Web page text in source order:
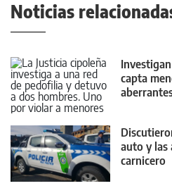
Noticias
capta
auto y las
carnicero